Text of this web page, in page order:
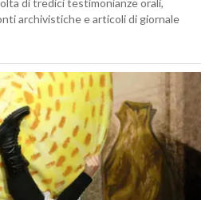
di tredici testimonianze orali,
archivistiche e articoli di giornale